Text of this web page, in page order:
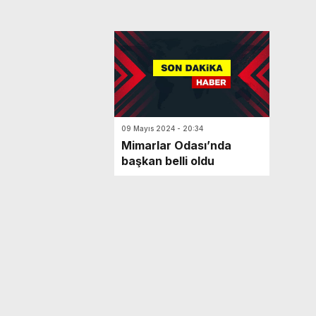
09 Mayıs 2024 - 20:34
Mimarlar Odası’nda
başkan belli oldu